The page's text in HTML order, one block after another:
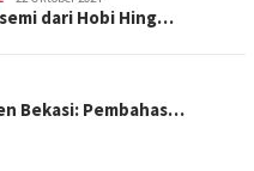
dari Hobi Hing…
Bekasi: Pembahas…